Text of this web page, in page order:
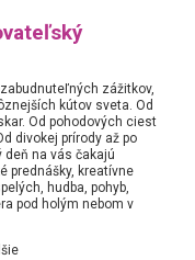
zážitkov,
kútov sveta. Od
Od pohodových ciest
divokej prírody až po
deň na vás čakajú
prednášky, kreatívne
hudba, pohyb,
pod holým nebom v